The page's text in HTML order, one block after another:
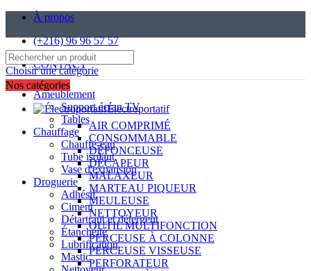
À propos
(+216) 96 96 57 57
CONTACT
Choisir une catégorie
Ameublement
Support écran TV
Tables
Chauffage
Chauffe-eau
Tube isolant
Vase d'expansion
Droguerie
Adhésif
Ciment
Détartrant et détergent
Étanchéité
Lubrification
Mastic
Nos catégories
Électroportatif
AIR COMPRIMÉ
CONSOMMABLE
DÉFONCEUSE
DÉCAPEUR
MALAXEUR
MARTEAU PIQUEUR
MEULEUSE
NETTOYEUR
OUTIL MULTIFONCTION
PERCEUSE À COLONNE
PERCEUSE VISSEUSE
PERFORATEUR